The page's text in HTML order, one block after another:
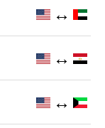
↔
↔
↔